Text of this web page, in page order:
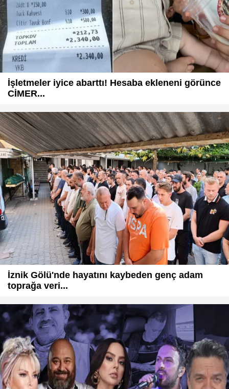
İşletmeler iyice abarttı! Hesaba ekleneni görünce
CİMER...
İznik Gölü'nde hayatını kaybeden genç adam
toprağa veri...